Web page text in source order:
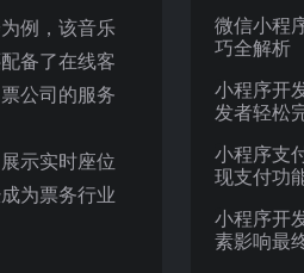
例，该音乐
备了在线客
公司的服务
示实时座位
为票务行业
微信小程
巧全解析
小程序开
发者轻松
小程序支
现支付功
小程序开
素影响最